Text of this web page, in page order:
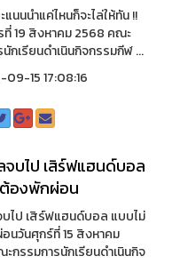
แนนนำแค่ไหนก็จะไล่ให้ทัน !!
ที่ 19 สิงหาคม 2568 คณะ
กเรียนดำเนินกิจกรรมกีฬ ...
15 17:08:16
บไป เสิร์ฟแฮนด์บอล
องพักผ่อน
ไป เสิร์ฟแฮนด์บอล แบบไม่
นวันศุกร์ที่ 15 สิงหาคม
กรรมการนักเรียนดำเนินกิจ